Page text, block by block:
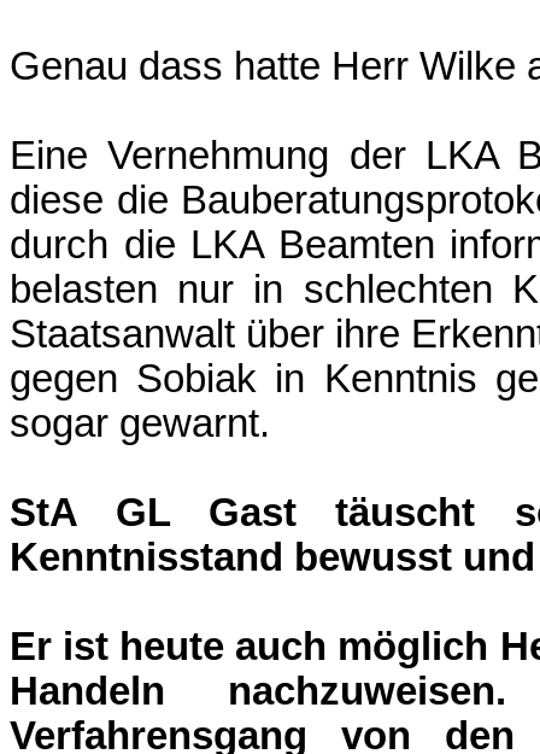
Genau dass hatte Herr Wilke
Eine Vernehmung der LKA
diese die
durch die LKA Beamten
belasten nur in schlechten
Staatsanwalt über ihre
gegen Sobiak in Kenntnis
sogar gewarnt.
StA GL Gast täuscht
Kenntnisstand bewusst
Er ist heute auch möglich
Handeln
Verfahrensgang von